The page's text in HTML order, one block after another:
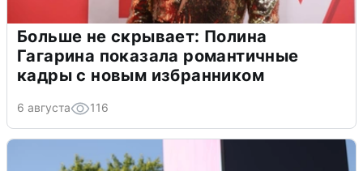
Больше не скрывает: Полина
Гагарина показала романтичные
кадры с новым избранником
6 августа 116